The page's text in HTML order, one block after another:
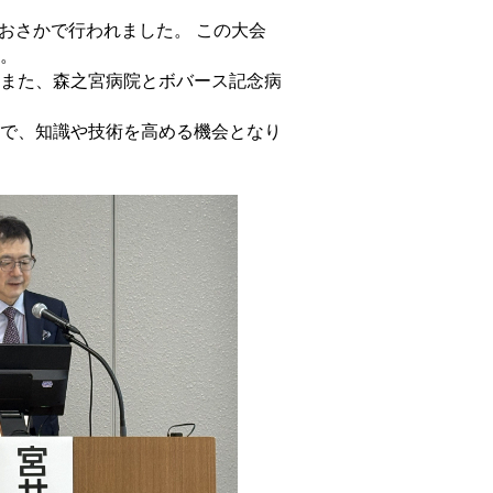
さかで行われました。 この大会
た、森之宮病院とボバース記念病
、知識や技術を高める機会となり